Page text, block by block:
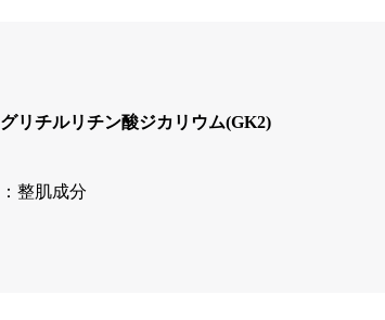
グリチルリチン酸ジカリウム(GK2)
：整肌成分